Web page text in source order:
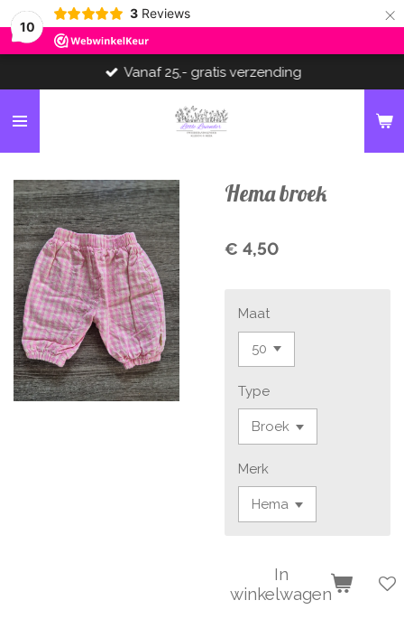
10
3 Reviews ×
Vanaf 25,- gratis verzending
Hema broek
€ 4,50
Maat
Type
Merk
In
winkelwagen